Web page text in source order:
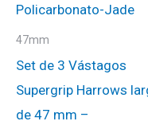
47mm
Set de 3 Vástagos
Supergrip Harrows
de 47 mm –